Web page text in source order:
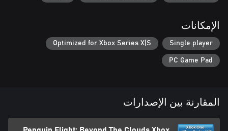
الإمكانات
Single player
Optimized for Xbox Series X|S
PC Game Pad
المقارنة بين الإصدارات